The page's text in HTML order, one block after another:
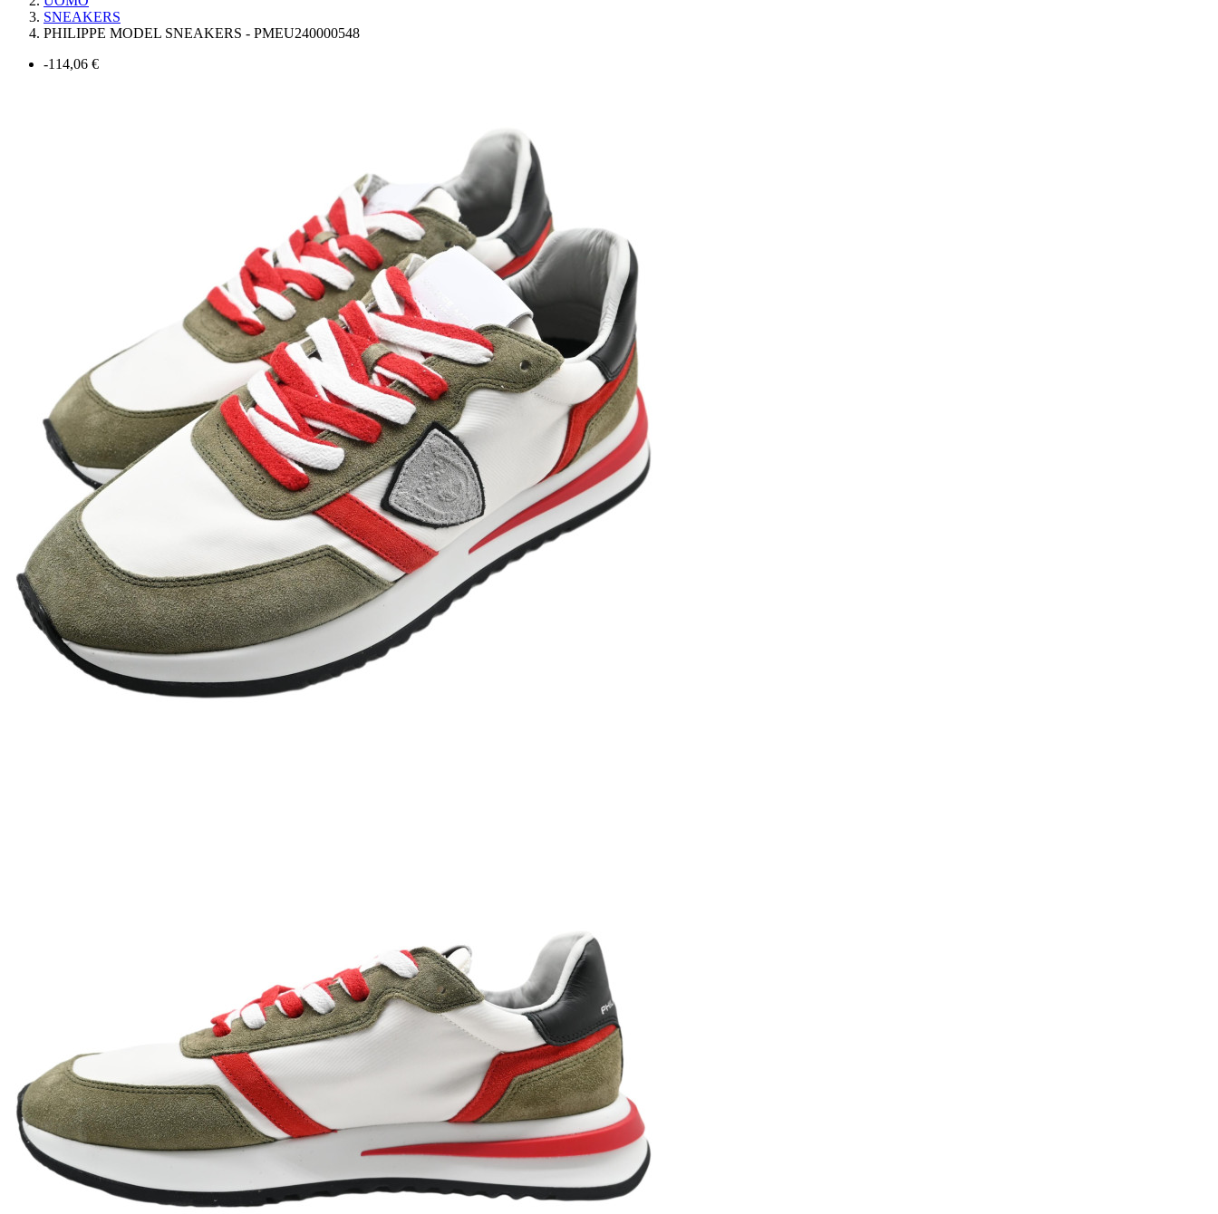
SNEAKERS
PHILIPPE MODEL SNEAKERS - PMEU240000548
-114,06 €